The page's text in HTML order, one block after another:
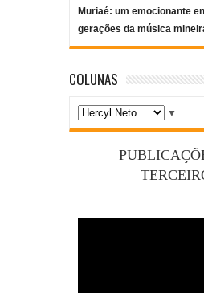
Muriaé: um emocionante
gerações da música
COLUNAS
▼